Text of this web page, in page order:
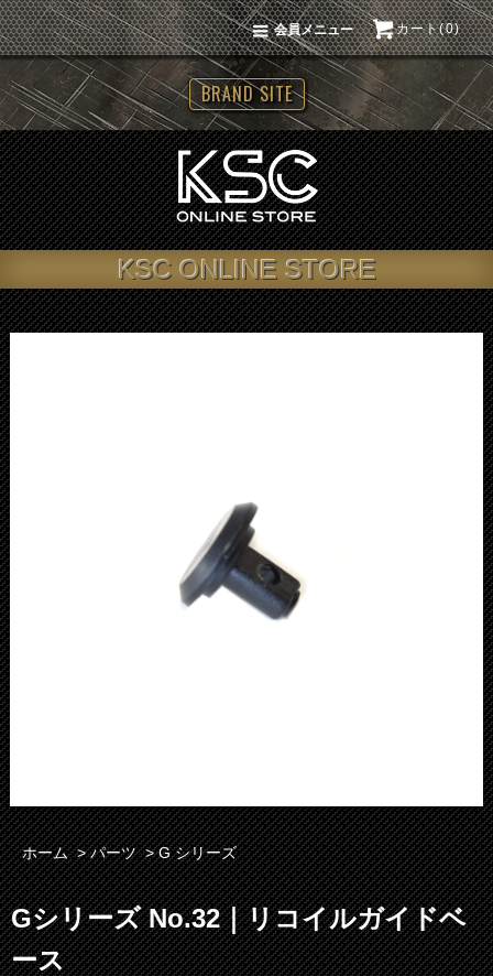
カート(0)
会員メニュー
BRAND SITE
KSC ONLINE STORE
ホーム >パーツ >G シリーズ
Gシリーズ No.32｜リコイルガイドベ
ース